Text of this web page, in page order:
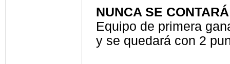
NUNCA SE
Equipo de primera
y se quedará con 2